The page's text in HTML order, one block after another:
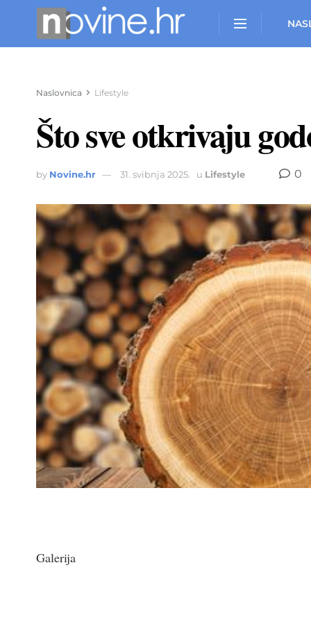
Naslovnica Lifestyle
Što sve otkrivaju
by Novine.hr 31. svibnja 2025. u Lifestyle 0
Galerija